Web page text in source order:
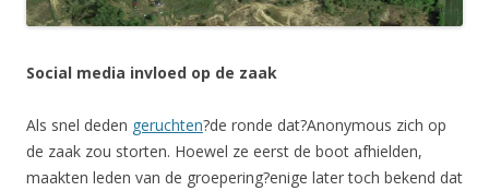
Social media invloed op de zaak
Als snel deden geruchten?de ronde dat?Anonymous zich op
de zaak zou storten. Hoewel ze eerst de boot afhielden,
maakten leden van de groepering?enige later toch bekend dat